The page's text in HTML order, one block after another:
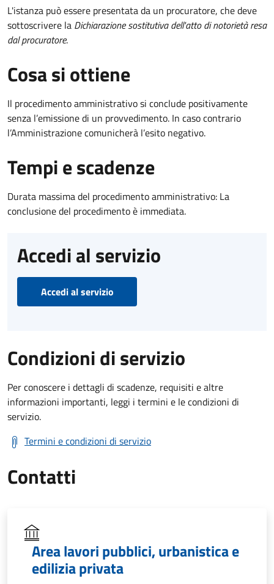
L'istanza può essere presentata da un procuratore, che deve
sottoscrivere la Dichiarazione sostitutiva dell'atto di notorietà resa
dal procuratore.
Cosa si ottiene
Il procedimento amministrativo si conclude positivamente
senza l’emissione di un provvedimento. In caso contrario
l’Amministrazione comunicherà l’esito negativo.
Tempi e scadenze
Durata massima del procedimento amministrativo: La
conclusione del procedimento è immediata.
Accedi al servizio
Accedi al servizio
Condizioni di servizio
Per conoscere i dettagli di scadenze, requisiti e altre
informazioni importanti, leggi i termini e le condizioni di
servizio.
Termini e condizioni di servizio
Contatti
Area lavori pubblici, urbanistica e
edilizia privata